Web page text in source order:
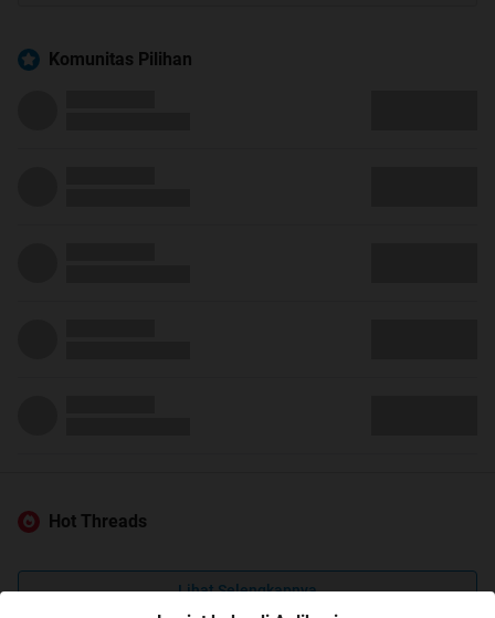
Komunitas Pilihan
Hot Threads
Lihat Selengkapnya